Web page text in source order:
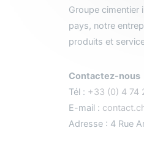
Groupe cimentier
pays, notre
produits et
Contactez-nous
Tél : +33 (0) 4 74
E-mail :
Adresse : 4 Rue